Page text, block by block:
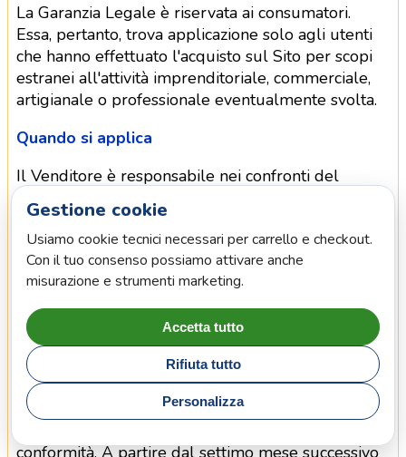
La Garanzia Legale è riservata ai consumatori.
Essa, pertanto, trova applicazione solo agli utenti
che hanno effettuato l'acquisto sul Sito per scopi
estranei all'attività imprenditoriale, commerciale,
artigianale o professionale eventualmente svolta.
Quando si applica
Il Venditore è responsabile nei confronti del
del Prodotto che si manifesti entro due anni da
tale consegna. Il difetto di conformità deve essere
denunciato al Venditore, a pena di decadenza dalla
garanzia, nel termine di due mesi dalla data in cui
è stato scoperto.
Salvo prova contraria, si presume che i difetti di
conformità che si manifestano entro i sei mesi dalla
consegna del Prodotto esistessero già a tale data,
a meno che tale ipotesi sia incompatibile con la
Gestione cookie
Usiamo cookie tecnici necessari per carrello e checkout.
Con il tuo consenso possiamo attivare anche
misurazione e strumenti marketing.
Accetta tutto
Rifiuta tutto
Personalizza